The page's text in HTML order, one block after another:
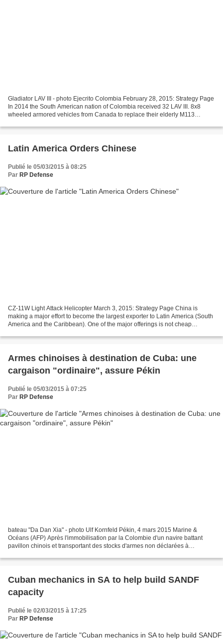
Gladiator LAV III - photo Ejecrito Colombia February 28, 2015: Strategy Page
In 2014 the South American nation of Colombia received 32 LAV III. 8x8
wheeled armored vehicles from Canada to replace their elderly M113
Latin America Orders Chinese
Publié le 05/03/2015 à 08:25
Par RP Defense
CZ-11W Light Attack Helicopter March 3, 2015: Strategy Page China is
making a major effort to become the largest exporter to Latin America (South
America and the Caribbean). One of the major offerings is not cheap
Armes chinoises à destination de Cuba: une
cargaison "ordinaire", assure Pékin
Publié le 05/03/2015 à 07:25
Par RP Defense
bateau "Da Dan Xia" - photo Ulf Kornfeld Pékin, 4 mars 2015 Marine &
Océans (AFP) Après l'immobilisation par la Colombie d'un navire battant
pavillon chinois et transportant des stocks d'armes non déclarées à
Cuban mechanics in SA to help build SANDF
capacity
Publié le 02/03/2015 à 17:25
Par RP Defense